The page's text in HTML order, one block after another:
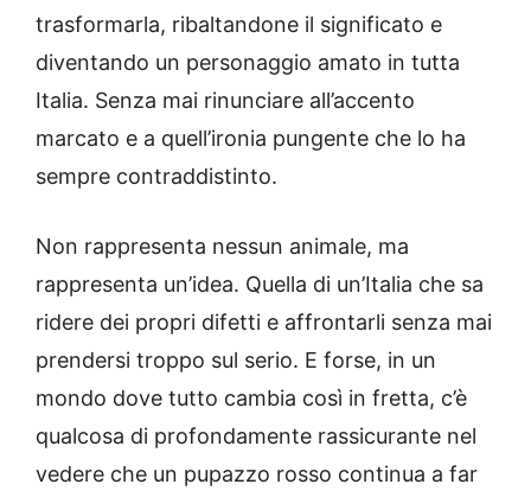
trasformarla, ribaltandone il significato e
diventando un personaggio amato in tutta
Italia. Senza mai rinunciare all’accento
marcato e a quell’ironia pungente che lo ha
sempre contraddistinto.
Non rappresenta nessun animale, ma
rappresenta un’idea. Quella di un’Italia che sa
ridere dei propri difetti e affrontarli senza mai
prendersi troppo sul serio. E forse, in un
mondo dove tutto cambia così in fretta, c’è
qualcosa di profondamente rassicurante nel
vedere che un pupazzo rosso continua a far